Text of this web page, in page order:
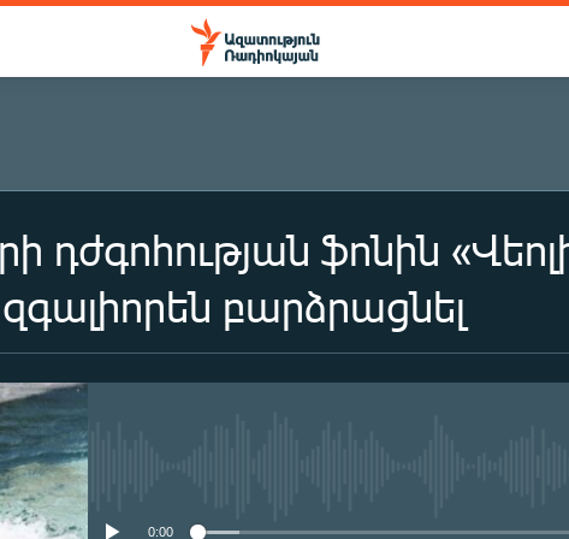
դժգոհության ֆոնին
բարձրացնել
0:00